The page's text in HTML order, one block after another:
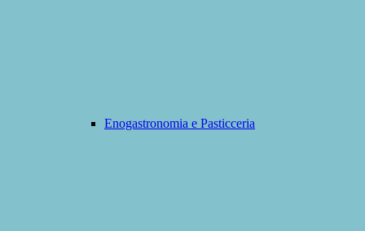
Enogastronomia e Pasticceria